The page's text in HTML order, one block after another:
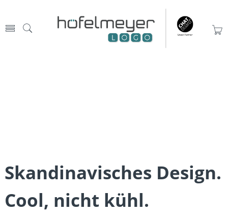
Skandinavisches Design.
Cool, nicht kühl.